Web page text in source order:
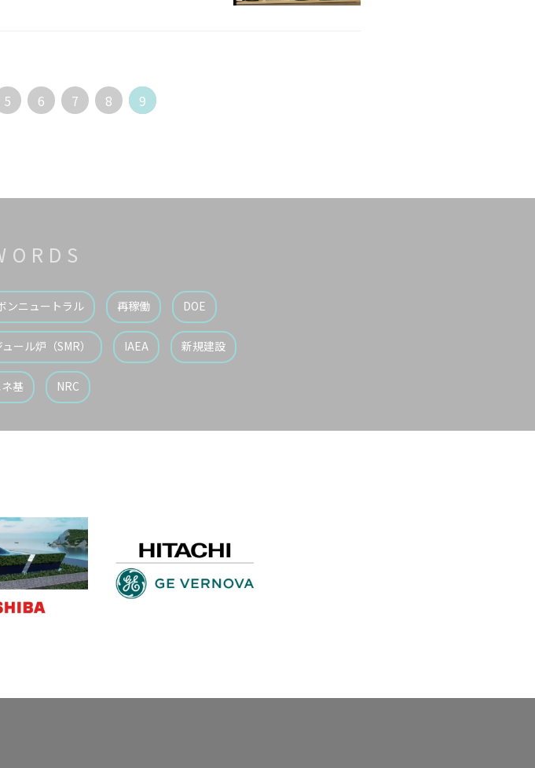
フレット「原子力産業で働いてみませんか？」の
し立地地域を始め社会から理解を得るよう説明し
5 6 7 8 9
ンニュートラル 再稼働 DOE
ール炉（SMR） IAEA 新規建設
基 NRC